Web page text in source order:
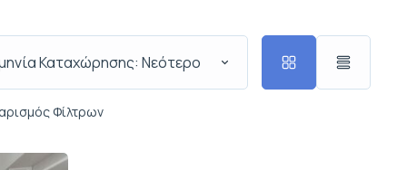
Καταχώρησης: Νεότερο
Φίλτρων